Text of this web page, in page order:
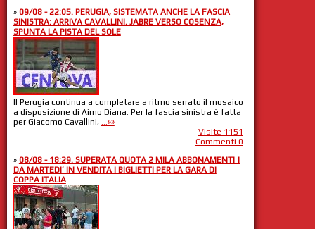
» 09/08 - 22:05. PERUGIA, SISTEMATA ANCHE LA FASCIA
SINISTRA: ARRIVA CAVALLINI. JABRE VERSO COSENZA,
SPUNTA LA PISTA DEL SOLE
Il Perugia continua a completare a ritmo serrato il mosaico
a disposizione di Aimo Diana. Per la fascia sinistra è fatta
per Giacomo Cavallini, ...»»
Visite 1151
Commenti 0
» 08/08 - 18:29. SUPERATA QUOTA 2 MILA ABBONAMENTI |
DA MARTEDI’ IN VENDITA I BIGLIETTI PER LA GARA DI
COPPA ITALIA